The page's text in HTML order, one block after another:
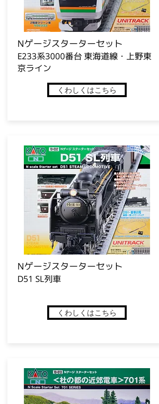
​Nゲージスターターセット
E233系3000番台 東海道線・上野東
京ライン
くわしくはこちら
​Nゲージスターターセット
D51 SL列車
くわしくはこちら